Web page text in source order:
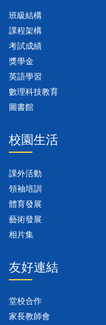
班級結構
課程架構
考試成績
獎學金
英語學習
數理科技教育
圖書館
校園生活
課外活動
領袖培訓
體育發展
藝術發展
相片集
友好連結
堂校合作
家長教師會